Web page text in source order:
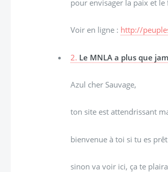
pour envisager la paix et le
Voir en ligne : http://
2. Le MNLA a plus que
Azul cher Sauvage,
ton site est attendrissant
bienvenue à toi si tu es
sinon va voir ici, ça te